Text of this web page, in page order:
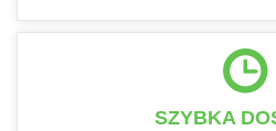
SZYBKA